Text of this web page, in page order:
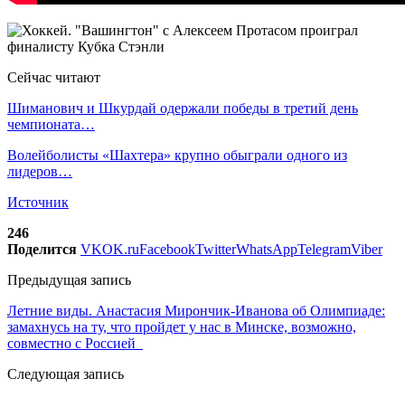
Сейчас читают
Шиманович и Шкурдай одержали победы в третий день
чемпионата…
Волейболисты «Шахтера» крупно обыграли одного из
лидеров…
Источник
246
Поделится VKOK.ruFacebookTwitterWhatsAppTelegramViber
Предыдущая запись
Летние виды. Анастасия Мирончик-Иванова об Олимпиаде:
замахнусь на ту, что пройдет у нас в Минске, возможно,
совместно с Россией
Следующая запись